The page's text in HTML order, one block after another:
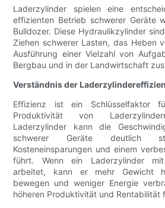
Laderzylinder spielen eine
effizienten Betrieb schwerer Geräte
Bulldozer. Diese Hydraulikzylinder
Ziehen schwerer Lasten, das Heben
Ausführung einer Vielzahl von
Bergbau und in der Landwirtschaft
Verständnis der
Effizienz ist ein Schlüsselfaktor
Produktivität von
Laderzylinder kann die
schwerer Geräte deutlich
Kosteneinsparungen und einem
führt. Wenn ein Laderzylinder
arbeitet, kann er mehr Gewicht
bewegen und weniger Energie
höheren Produktivität und Rentabilität